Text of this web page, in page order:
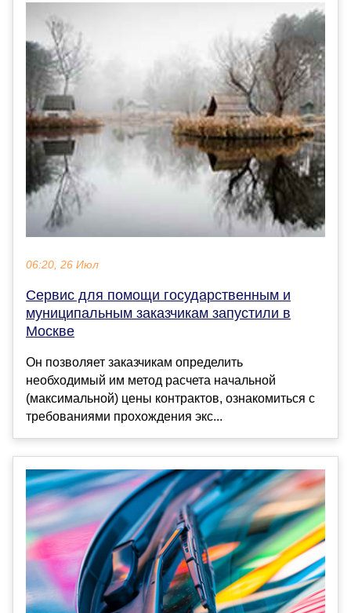
06:20, 26 Июл
Сервис для помощи государственным и
муниципальным заказчикам запустили в
Москве
Он позволяет заказчикам определить
необходимый им метод расчета начальной
(максимальной) цены контрактов, ознакомиться с
требованиями прохождения экс...